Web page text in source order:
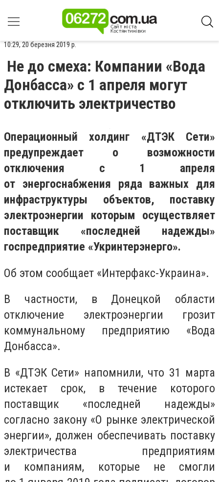
10:29, 20 березня 2019 р.
Не до смеха: Компании «Вода
Донбасса» с 1 апреля могут
отключить электричество
Операционный холдинг «ДТЭК Сети»
предупреждает о возможности
отключения с 1 апреля
от энергоснабжения ряда важных для
инфраструктуры объектов, поставку
электроэнергии которым осуществляет
поставщик «последней надежды»
госпредприятие «Укринтерэнерго».
Об этом сообщает «Интерфакс-Украина».
В частности, в Донецкой области
отключение электроэнергии грозит
коммунальному предприятию «Вода
Донбасса».
В «ДТЭК Сети» напомнили, что 31 марта
истекает срок, в течение которого
поставщик «последней надежды»
согласно закону «О рынке электрической
энергии», должен обеспечивать поставку
электричества предприятиям
и компаниям, которые не смогли